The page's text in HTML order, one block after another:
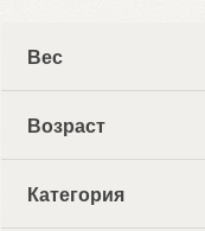
Вес
Возраст
Категория